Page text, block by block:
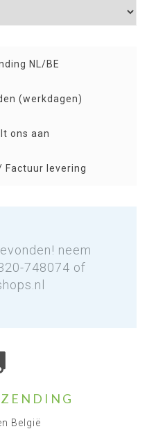
NL/BE
(werkdagen)
ons aan
levering
neem
748074 of
België